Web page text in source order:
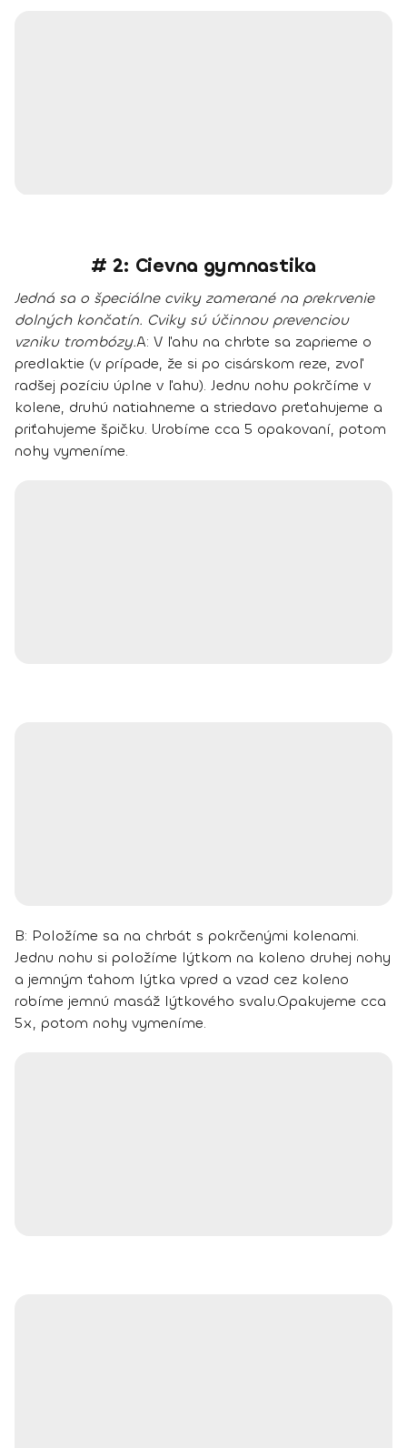
# 2: Cievna gymnastika
Jedná sa o špeciálne cviky zamerané na prekrvenie
dolných končatín. Cviky sú účinnou prevenciou
vzniku trombózy.A: V ľahu na chrbte sa zaprieme o
predlaktie (v prípade, že si po cisárskom reze, zvoľ
radšej pozíciu úplne v ľahu). Jednu nohu pokrčíme v
kolene, druhú natiahneme a striedavo preťahujeme a
priťahujeme špičku. Urobíme cca 5 opakovaní, potom
nohy vymeníme.
B: Položíme sa na chrbát s pokrčenými kolenami.
Jednu nohu si položíme lýtkom na koleno druhej nohy
a jemným ťahom lýtka vpred a vzad cez koleno
robíme jemnú masáž lýtkového svalu.Opakujeme cca
5x, potom nohy vymeníme.